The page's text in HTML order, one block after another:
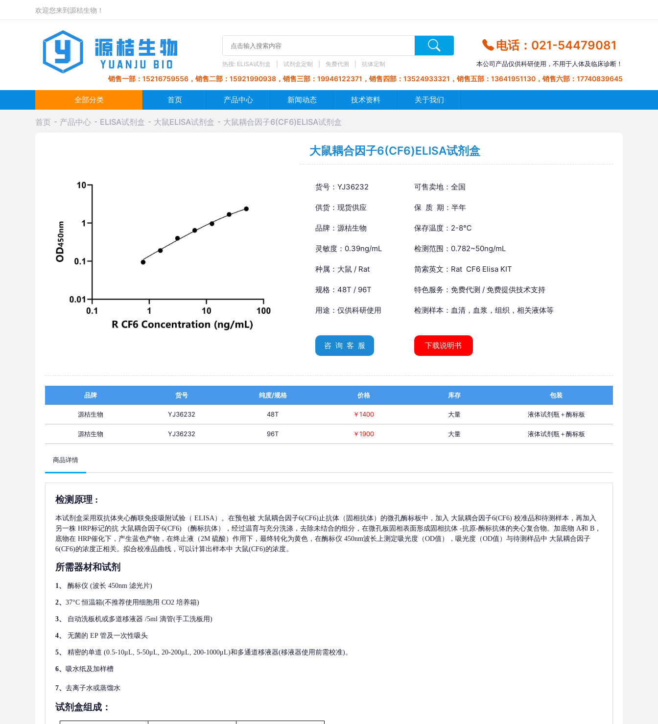
欢迎您来到源桔生物！
热搜: ELISA试剂盒 试剂盒定制 免费代测 抗体定制
电话：021-54479081
本公司产品仅供科研使用，不用于人体及临床诊断！
销售一部：15216759556，销售二部：15921990938，销售三部：19946122371，销售四部：13524933321，销售五部：13641951130，销售六部：17740839645
全部分类 首页 产品中心 新闻动态 技术资料 关于我们
首页 产品中心 ELISA试剂盒 大鼠ELISA试剂盒 大鼠耦合因子6(CF6)ELISA试剂盒
大鼠耦合因子6(CF6)ELISA试剂盒
货号：YJ36232 可售卖地：全国
供货：现货供应 保 质 期：半年
品牌：源桔生物 保存温度：2-8℃
灵敏度：0.39ng/mL 检测范围：0.782~50ng/mL
种属：大鼠 / Rat 简索英文：Rat CF6 Elisa KIT
规格：48T / 96T 特色服务：免费代测 / 免费提供技术支持
用途：仅供科研使用 检测样本：血清，血浆，组织，相关液体等
咨 询 客 服 下载说明书
品牌 货号 纯度/规格 价格 库存 包装
源桔生物 YJ36232 48T ￥1400 大量 液体试剂瓶＋酶标板
源桔生物 YJ36232 96T ￥1900 大量 液体试剂瓶＋酶标板
商品详情
检测原理 :
本试剂盒采用双抗体夹心酶联免疫吸附试验（ ELISA）。在预包被 大鼠耦合因子6(CF6)止抗体（固相抗体）的微孔酶标板中，加入 大鼠耦合因子6(CF6) 校准品和待测样本，再加入
另一株 HRP标记的抗 大鼠耦合因子6(CF6) （酶标抗体），经过温育与充分洗涤，去除未结合的组分，在微孔板固相表面形成固相抗体 -抗原-酶标抗体的夹心复合物。加底物 A和 B，
底物在 HRP催化下，产生蓝色产物，在终止液（2M 硫酸）作用下，最终转化为黄色，在酶标仪 450nm波长上测定吸光度（OD值），吸光度（OD值）与待测样品中 大鼠耦合因子
6(CF6)的浓度正相关。拟合校准品曲线，可以计算出样本中 大鼠(CF6)的浓度。
所需器材和试剂
1、 酶标仪 (波长 450nm 滤光片)
2、 37°C 恒温箱(不推荐使用细胞用 CO2 培养箱)
3、 自动洗板机或多道移液器 /5ml 滴管(手工洗板用)
4、 无菌的 EP 管及一次性吸头
5、 精密的单道 (0.5-10μL, 5-50μL, 20-200μL, 200-1000μL)和多通道移液器(移液器使用前需校准)。
6、 吸水纸及加样槽
7、 去离子水或蒸馏水
试剂盒组成：